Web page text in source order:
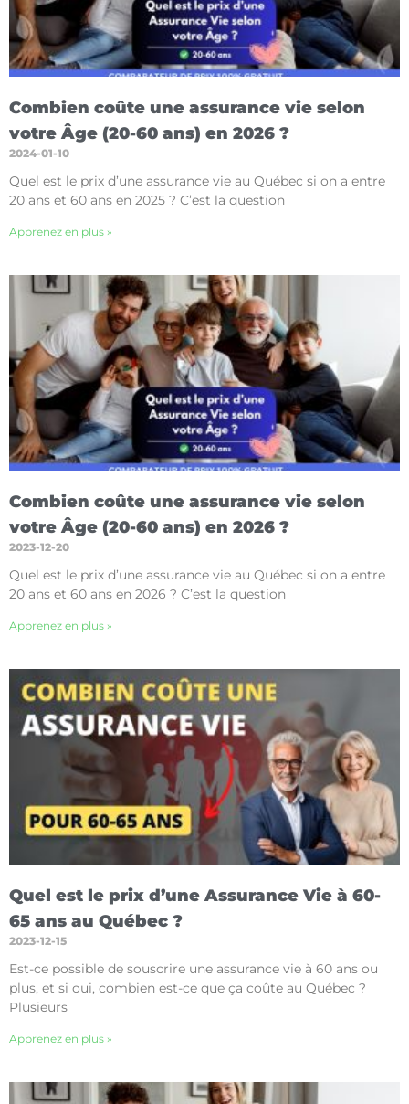
Combien coûte une assurance vie selon
votre Âge (20-60 ans) en 2026 ?
2024-01-10
Quel est le prix d’une assurance vie au Québec si on a entre
20 ans et 60 ans en 2025 ? C’est la question
Apprenez en plus »
Combien coûte une assurance vie selon
votre Âge (20-60 ans) en 2026 ?
2023-12-20
Quel est le prix d’une assurance vie au Québec si on a entre
20 ans et 60 ans en 2026 ? C’est la question
Apprenez en plus »
Quel est le prix d’une Assurance Vie à 60-
65 ans au Québec ?
2023-12-15
Est-ce possible de souscrire une assurance vie à 60 ans ou
plus, et si oui, combien est-ce que ça coûte au Québec ?
Plusieurs
Apprenez en plus »